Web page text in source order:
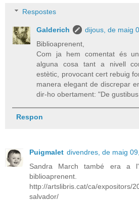
Respostes
Galderich
dijous, de maig
Biblioaprenent,
Com ja hem comentat és
alguna cosa tant a nivell
estètic, provocant cert rebuig
manera elegant de discrepar
dir-ho obertament: "De
Respon
Puigmalet divendres, de maig
Sandra March també era a
biblioaprenent.
http://artslibris.cat/ca/expositors/
salvador/